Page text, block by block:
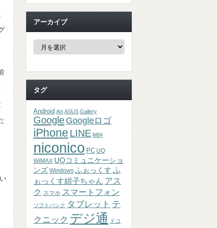
ー
アーカイブ
ア
ブ
タグ
Android Art ASUS Gallery
Google Googleロゴ
iPhone LINE M84
niconico PC UQ
WiMAX UQコミュニケーショ
ンズ Windows ふぉっくす ふ
ぉっくす紺子ちゃん アス
ク スマホ スマートフォン
ソフトバンク タブレット テ
クニック デジ通 ドコ